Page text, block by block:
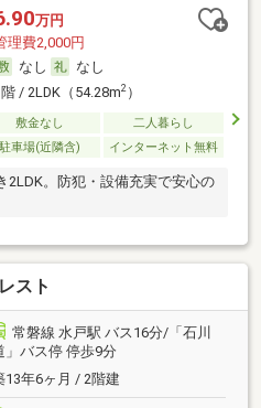
万円
理費2,000円
なし
なし
/ 2LDK（54.28m2）
敷金なし
二人暮らし
駐車場(近隣含) インターネット無料
2LDK。防犯・設備充実で安心の
スト
常磐線 水戸駅 バス16分/「石川
」バス停 停歩9分
13年6ヶ月 / 2階建